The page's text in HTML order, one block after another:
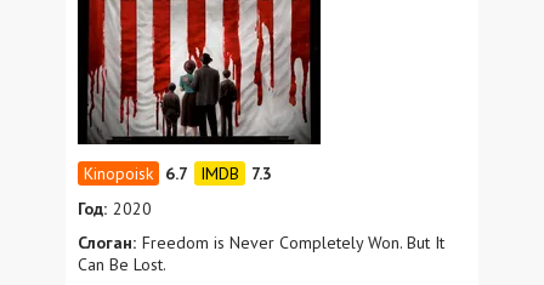
6.7
7.3
Год: 2020
Слоган: Freedom is Never Completely Won. But It
Can Be Lost.